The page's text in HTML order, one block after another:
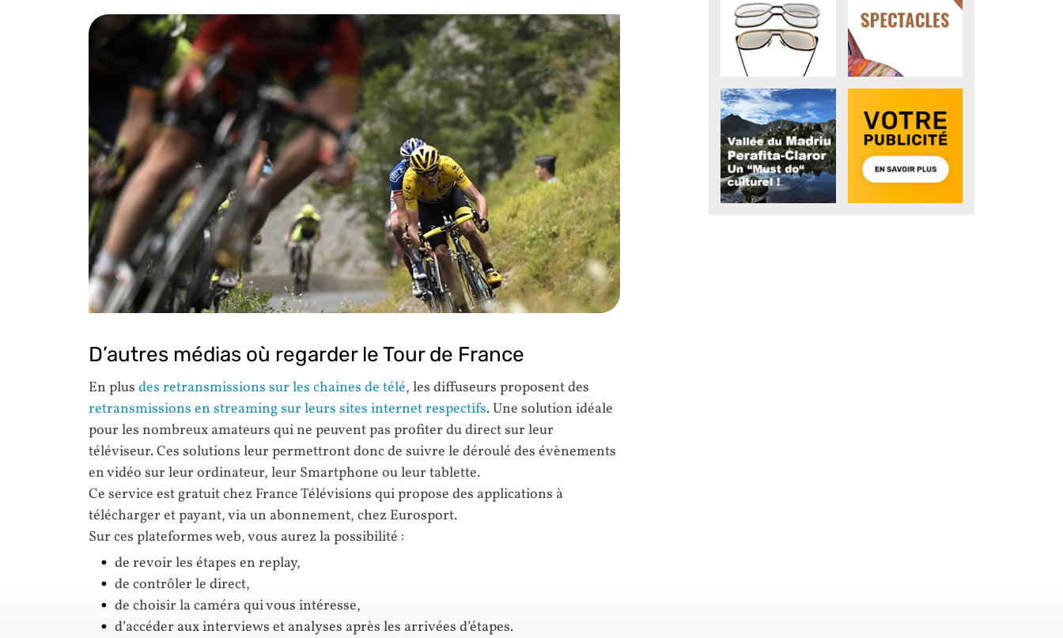
D’autres médias où regarder le Tour de France
En plus des retransmissions sur les chaines de télé, les diffuseurs proposent des
retransmissions en streaming sur leurs sites internet respectifs. Une solution idéale
pour les nombreux amateurs qui ne peuvent pas profiter du direct sur leur
téléviseur. Ces solutions leur permettront donc de suivre le déroulé des évènements
en vidéo sur leur ordinateur, leur Smartphone ou leur tablette.
Ce service est gratuit chez France Télévisions qui propose des applications à
télécharger et payant, via un abonnement, chez Eurosport.
Sur ces plateformes web, vous aurez la possibilité :
de revoir les étapes en replay,
de contrôler le direct,
de choisir la caméra qui vous intéresse,
d’accéder aux interviews et analyses après les arrivées d’étapes.